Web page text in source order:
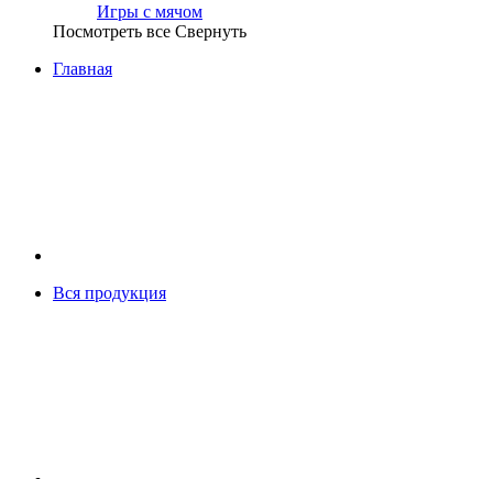
Игры с мячом
Посмотреть все Свернуть
Главная
Вся продукция